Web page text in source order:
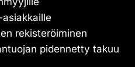
rekisteröiminen
pidennetty takuu